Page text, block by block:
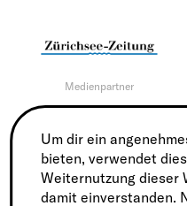
Medienpartner
Um dir ein
bieten, verwendet
Weiternutzung dieser
damit einverstanden.